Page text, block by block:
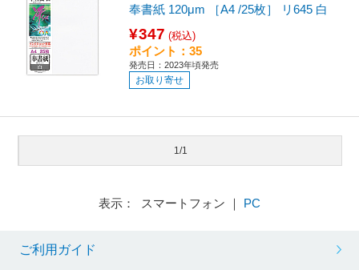
奉書紙 120μm ［A4 /25枚］ リ645 白
¥347 (税込)
ポイント：35
発売日：2023年頃発売
お取り寄せ
1/1
表示： スマートフォン ｜ PC
ご利用ガイド